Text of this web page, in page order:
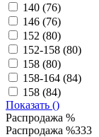
140 (76)
146 (76)
152 (80)
152-158 (80)
158 (80)
158-164 (84)
158 (84)
Показать ()
Распродажа %
Распродажа %333